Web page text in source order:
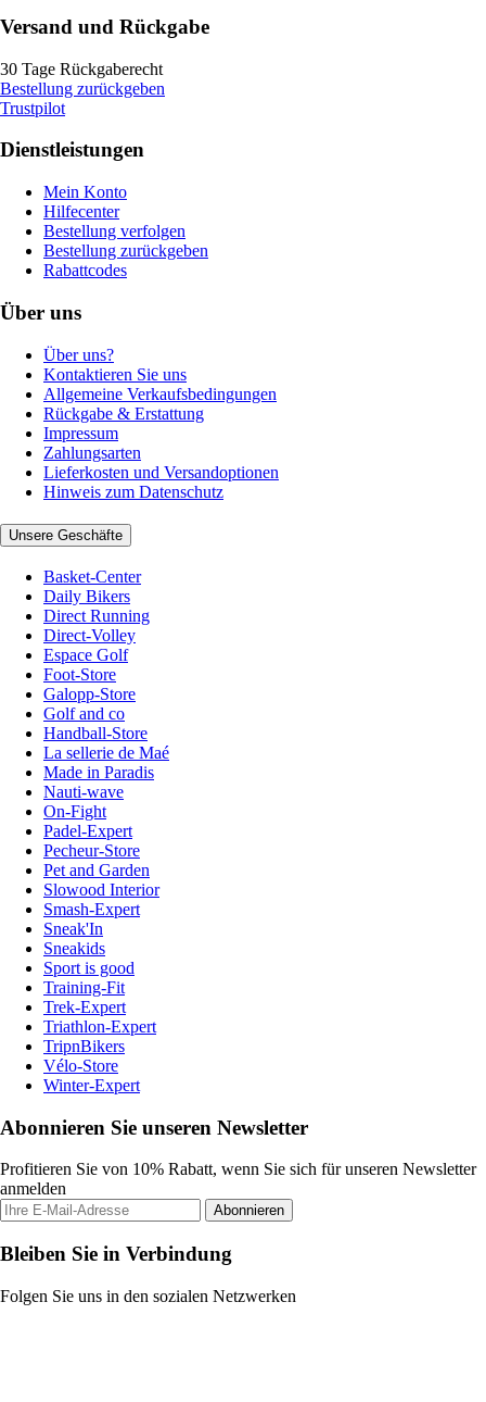
Versand und Rückgabe
30 Tage Rückgaberecht
Bestellung zurückgeben
Trustpilot
Dienstleistungen
Mein Konto
Hilfecenter
Bestellung verfolgen
Bestellung zurückgeben
Rabattcodes
Über uns
Über uns?
Kontaktieren Sie uns
Allgemeine Verkaufsbedingungen
Rückgabe & Erstattung
Impressum
Zahlungsarten
Lieferkosten und Versandoptionen
Hinweis zum Datenschutz
Unsere Geschäfte
Basket-Center
Daily Bikers
Direct Running
Direct-Volley
Espace Golf
Foot-Store
Galopp-Store
Golf and co
Handball-Store
La sellerie de Maé
Made in Paradis
Nauti-wave
On-Fight
Padel-Expert
Pecheur-Store
Pet and Garden
Slowood Interior
Smash-Expert
Sneak'In
Sneakids
Sport is good
Training-Fit
Trek-Expert
Triathlon-Expert
TripnBikers
Vélo-Store
Winter-Expert
Abonnieren Sie unseren Newsletter
Profitieren Sie von 10% Rabatt, wenn Sie sich für unseren Newsletter
anmelden
Abonnieren
Bleiben Sie in Verbindung
Folgen Sie uns in den sozialen Netzwerken